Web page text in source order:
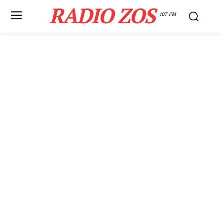
RADIO ZOS 107 FM